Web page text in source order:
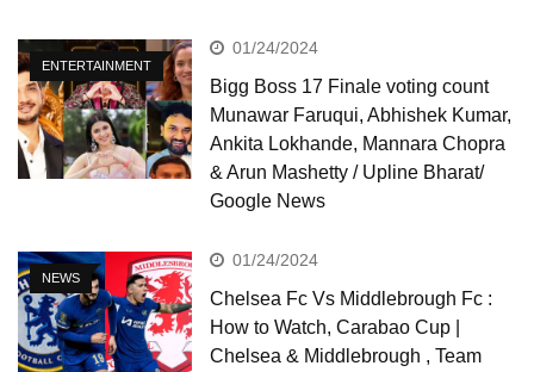
ENTERTAINMENT
01/24/2024
Bigg Boss 17 Finale voting count
Munawar Faruqui, Abhishek Kumar,
Ankita Lokhande, Mannara Chopra
& Arun Mashetty / Upline Bharat/
Google News
NEWS
01/24/2024
Chelsea Fc Vs Middlebrough Fc :
How to Watch, Carabao Cup |
Chelsea & Middlebrough , Team